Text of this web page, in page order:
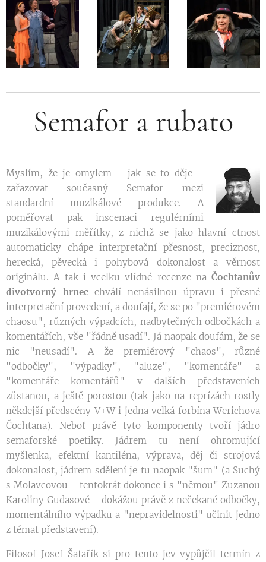
Semafor a rubato
Myslím, že je omylem - jak se to děje -
zařazovat současný Semafor mezi
standardní muzikálové produkce. A
poměřovat pak inscenaci regulérními
muzikálovými měřítky, z nichž se jako hlavní ctnost
automaticky chápe interpretační přesnost, preciznost,
herecká, pěvecká i pohybová dokonalost a věrnost
originálu. A tak i vcelku vlídné recenze na Čochtanův
divotvorný hrnecchválí nenásilnou úpravu i přesné
interpretační provedení, a doufají, že se po "premiérovém
chaosu", různých výpadcích, nadbytečných odbočkách a
komentářích, vše "řádně usadí". Já naopak doufám, že se
nic "neusadí". A že premiérový "chaos", různé
"odbočky", "výpadky", "aluze", "komentáře" a
"komentáře komentářů" v dalších představeních
zůstanou, a ještě porostou (tak jako na reprízách rostly
někdejší předscény V+W i jedna velká forbína Werichova
Čochtana). Neboť právě tyto komponenty tvoří jádro
semaforské poetiky. Jádrem tu není ohromující
myšlenka, efektní kantiléna, výprava, děj či strojová
dokonalost, jádrem sdělení je tu naopak "šum" (a Suchý
s Molavcovou - tentokrát dokonce i s "němou" Zuzanou
Karoliny Gudasové - dokážou právě z nečekané odbočky,
momentálního výpadku a "nepravidelnosti" učinit jedno
z témat představení).
Filosof Josef Šafařík si pro tento jev vypůjčil termín z